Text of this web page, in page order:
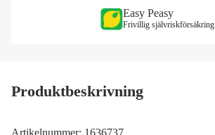
Easy Peasy
Frivillig självriskförsäkring
Produktbeskrivning